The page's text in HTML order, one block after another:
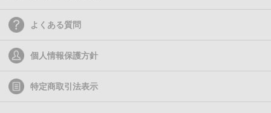
よくある質問
個人情報保護方針
特定商取引法表示